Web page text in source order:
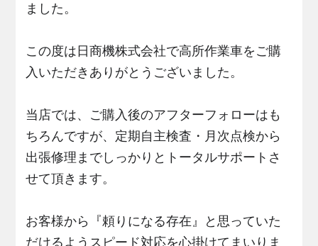
ました。
この度は日商機株式会社で高所作業車をご購
入いただきありがとうございました。
当店では、ご購入後のアフターフォローはも
ちろんですが、定期自主検査・月次点検から
出張修理までしっかりとトータルサポートさ
せて頂きます。
お客様から『頼りになる存在』と思っていた
だけるようスピード対応を心掛けてまいりま